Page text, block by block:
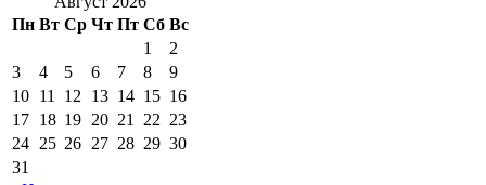
Пн Вт Ср Чт Пт Сб Вс
1
2
3
4 5 6 7 8
9
10 11 12 13 14 15 16
17 18 19 20 21 22 23
24 25 26 27 28 29 30
31